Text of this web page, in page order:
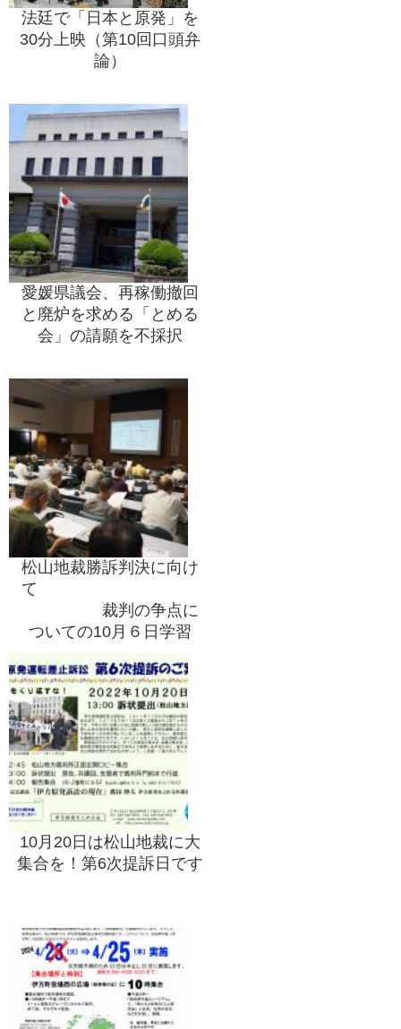
法廷で「日本と原発」を
30分上映（第10回口頭弁
論）
愛媛県議会、再稼働撤回
と廃炉を求める「とめる
会」の請願を不採択
松山地裁勝訴判決に向け
て
裁判の争点に
ついての10月６日学習
会
盛大に開催され、成功裏
に終わる
10月20日は松山地裁に大
集合を！第6次提訴日です